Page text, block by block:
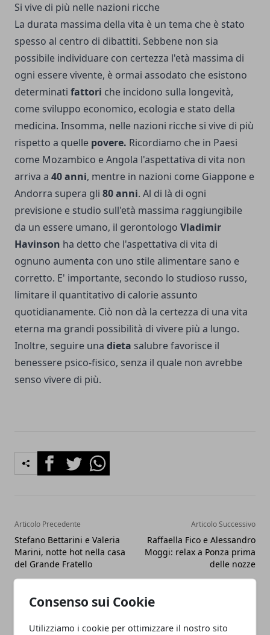
Consenso sui Cookie
Utilizziamo i cookie per ottimizzare il nostro sito
Si vive di più nelle nazioni ricche
La durata massima della vita è un tema che è stato
spesso al centro di dibattiti. Sebbene non sia
possibile individuare con certezza l'età massima di
ogni essere vivente, è ormai assodato che esistono
determinati fattori che incidono sulla longevità,
come sviluppo economico, ecologia e stato della
medicina. Insomma, nelle nazioni ricche si vive di più
rispetto a quelle povere. Ricordiamo che in Paesi
come Mozambico e Angola l'aspettativa di vita non
arriva a 40 anni, mentre in nazioni come Giappone e
Andorra supera gli 80 anni. Al di là di ogni
previsione e studio sull'età massima raggiungibile
da un essere umano, il gerontologo Vladimir
Havinson ha detto che l'aspettativa di vita di
ognuno aumenta con uno stile alimentare sano e
corretto. E' importante, secondo lo studioso russo,
limitare il quantitativo di calorie assunto
quotidianamente. Ciò non dà la certezza di una vita
eterna ma grandi possibilità di vivere più a lungo.
Inoltre, seguire una dieta salubre favorisce il
benessere psico-fisico, senza il quale non avrebbe
senso vivere di più.
FacebookTwitterWhatsapp
Articolo Precedente
Stefano Bettarini e Valeria
Marini, notte hot nella casa
del Grande Fratello
Articolo Successivo
Raffaella Fico e Alessandro
Moggi: relax a Ponza prima
delle nozze